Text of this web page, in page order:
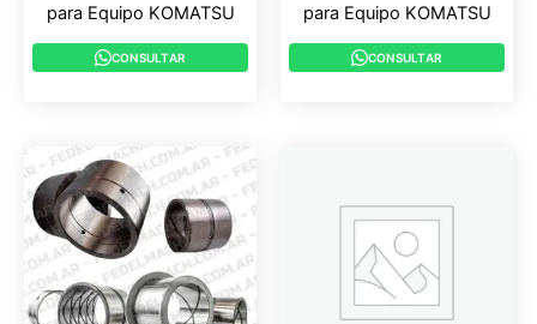
para Equipo KOMATSU
CONSULTAR
para Equipo KOMATSU
CONSULTAR